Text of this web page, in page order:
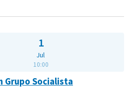
1
Jul
10:00
Grupo Socialista